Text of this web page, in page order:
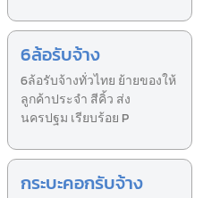
6ล้อรับจ้าง
6ล้อรับจ้างทั่วไทย ย้ายของให้
ลูกค้าประจำ สีคิ้ว ส่ง
นครปฐม เรียบร้อย P
กระบะคอกรับจ้าง